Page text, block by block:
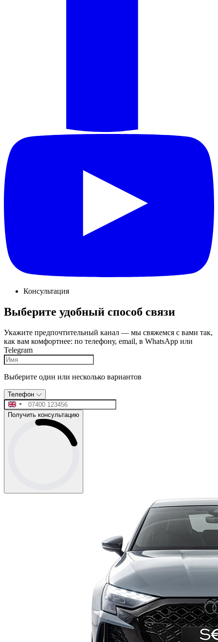
Консультация
Выберите удобный способ связи
Укажите предпочтительный канал — мы свяжемся с вами так,
как вам комфортнее: по телефону, email, в WhatsApp или
Telegram
Выберите один или несколько вариантов
Телефон
Получить консультацию